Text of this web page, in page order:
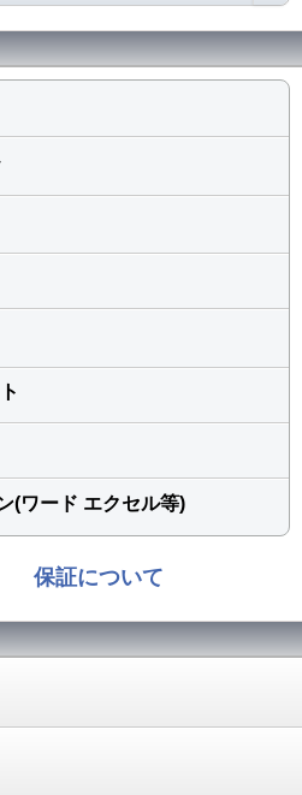
(ワード エクセル等)
保証について